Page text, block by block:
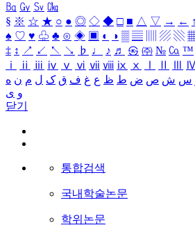
㏃ ㏉ ㏜ ㏆
§ ※ ☆ ★ ○ ● ◎ ◇ ◆ □ ■ △ ▽ → ← ↑
♠ ♡ ♥ ♧ ♣ ⊙ ◈ ▣ ◐ ◑ ▒ ▤ ▨ ▧
‡ ↕ ↗ ↙ ↖ ↘ ♭ ♩ ♪ ♬ ㉿ ㈜ № ㏇ ™
ⅰ
ⅱ ⅲ ⅳ ⅴ ⅵ ⅶ ⅷ ⅸ ⅹ Ⅳ
س ش ص ض ط ظ ع غ ف ق ک ل م ن ه
و ی
닫기
통합검색
국내학술논문
학위논문